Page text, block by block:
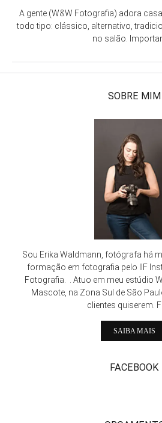
A gente (W&W Fotografia) adora
todo tipo: clássico, alternativo,
no salão.
SOBRE MIM
Sou Erika Waldmann, fotógrafa há
formação em fotografia pelo IIF
Fotografia. . Atuo em meu estúdio
Mascote, na Zona Sul de São
clientes quiserem.
SAIBA MAIS
FACEBOOK